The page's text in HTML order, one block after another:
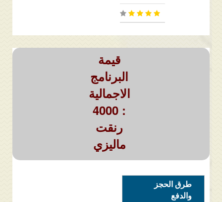
قيمة
البرنامج
الاجمالية
: 4000
رنقت
ماليزي
طرق الحجز
والدفع